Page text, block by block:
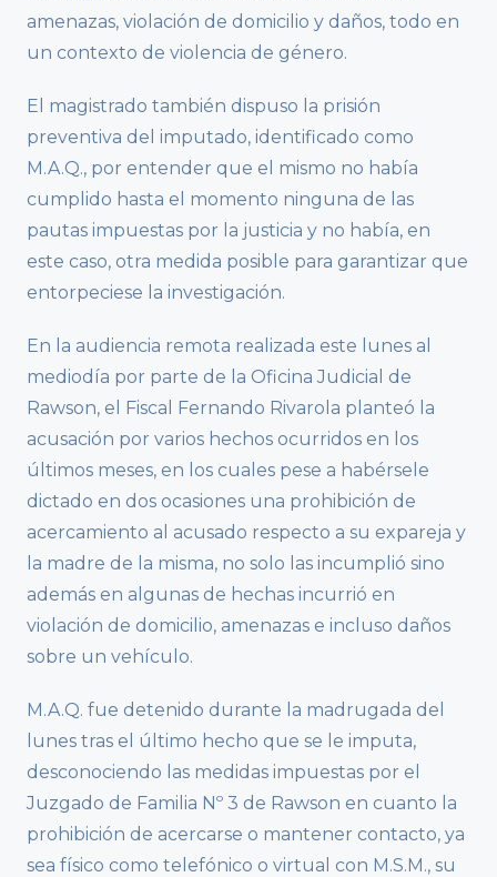
amenazas, violación de domicilio y daños, todo en
un contexto de violencia de género.
El magistrado también dispuso la prisión
preventiva del imputado, identificado como
M.A.Q., por entender que el mismo no había
cumplido hasta el momento ninguna de las
pautas impuestas por la justicia y no había, en
este caso, otra medida posible para garantizar que
entorpeciese la investigación.
En la audiencia remota realizada este lunes al
mediodía por parte de la Oficina Judicial de
Rawson, el Fiscal Fernando Rivarola planteó la
acusación por varios hechos ocurridos en los
últimos meses, en los cuales pese a habérsele
dictado en dos ocasiones una prohibición de
acercamiento al acusado respecto a su expareja y
la madre de la misma, no solo las incumplió sino
además en algunas de hechas incurrió en
violación de domicilio, amenazas e incluso daños
sobre un vehículo.
M.A.Q. fue detenido durante la madrugada del
lunes tras el último hecho que se le imputa,
desconociendo las medidas impuestas por el
Juzgado de Familia Nº 3 de Rawson en cuanto la
prohibición de acercarse o mantener contacto, ya
sea físico como telefónico o virtual con M.S.M., su